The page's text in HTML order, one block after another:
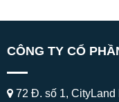
CÔNG TY CỔ
72 Đ. số 1, CityLand